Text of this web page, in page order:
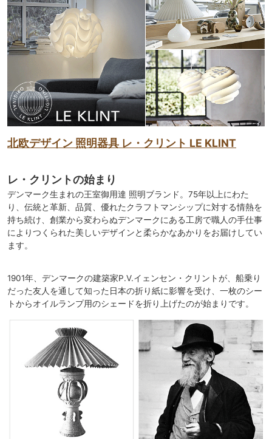
北欧デザイン 照明器具 レ・クリント LE KLINT
レ・クリントの始まり
デンマーク生まれの王室御用達 照明ブランド。75年以上にわた
り、伝統と革新、品質、優れたクラフトマンシップに対する情熱を
持ち続け、創業から変わらぬデンマークにある工房で職人の手仕事
によりつくられた美しいデザインと柔らかなあかりをお届けしてい
ます。
1901年、デンマークの建築家P.V.イェンセン・クリントが、船乗り
だった友人を通して知った日本の折り紙に影響を受け、一枚のシー
トからオイルランプ用のシェードを折り上げたのが始まりです。